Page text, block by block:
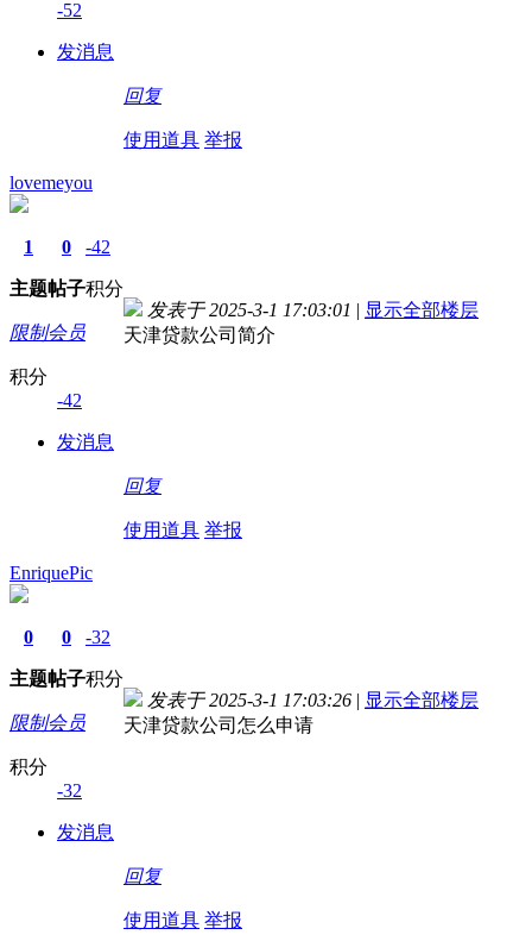
-52
发消息
回复
使用道具 举报
lovemeyou
1
主题
0
帖子
-42
积分
限制会员
积分
-42
发消息
发表于 2025-3-1 17:03:01 | 显示全部楼层
天津贷款公司简介
回复
使用道具 举报
EnriquePic
0
主题
0
帖子
-32
积分
限制会员
积分
-32
发消息
发表于 2025-3-1 17:03:26 | 显示全部楼层
天津贷款公司怎么申请
回复
使用道具 举报